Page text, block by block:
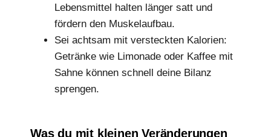
Lebensmittel halten länger satt und
fördern den Muskelaufbau.
Sei achtsam mit versteckten Kalorien:
Getränke wie Limonade oder Kaffee mit
Sahne können schnell deine Bilanz
sprengen.
Was du mit kleinen Veränderungen